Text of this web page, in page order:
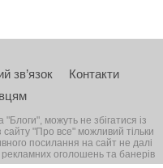
зв’язок
Контакти
можуть не збігатися із
сайту "Про все" можливий тільки
посилання на сайт не далі
рекламних оголошень та банерів